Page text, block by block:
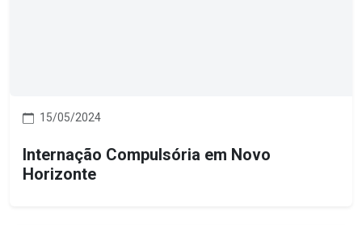
15/05/2024
Internação Compulsória em Novo
Horizonte